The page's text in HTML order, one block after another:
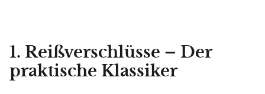
1. Reißverschlüsse – Der
praktische Klassiker